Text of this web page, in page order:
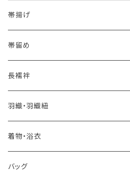
格ある夏の名古屋帯（都の絽綴れ）
おとなの浴衣(有松 鳴海絞り)
自宅で洗える！本麻長襦袢
憧れの高級カジュアル帯
河合美術織物 訪問着に合わせる袋帯
訪問着に合わせるフォーマル帯
夏・単衣用(夏帯)
- 西陣織
夏・単衣用(夏帯)
- 紬帯・自然布
- 琉球帯
- 染め帯
- 袋帯・洒落袋帯
- 名古屋帯
- おびやオリジナル
- 細平唐組 (7mmスリム帯締め)
- 田中節子
帯揚げ
- おびやオリジナル
- 京都 三浦清商店
- 大津工房 荒尾ちどり
帯留め
-おびやオリジナル
長襦袢
羽織・羽織紐
-おびやオリジナル
着物・浴衣
バッグ